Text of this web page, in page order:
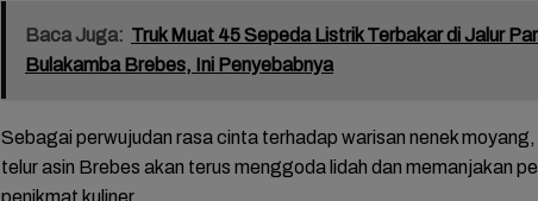
Baca Juga: Truk Muat 45 Sepeda Listrik Terbakar di Jalur
Bulakamba Brebes, Ini Penyebabnya
Sebagai perwujudan rasa cinta terhadap warisan nenek
telur asin Brebes akan terus menggoda lidah dan memanjakan
penikmat kuliner.